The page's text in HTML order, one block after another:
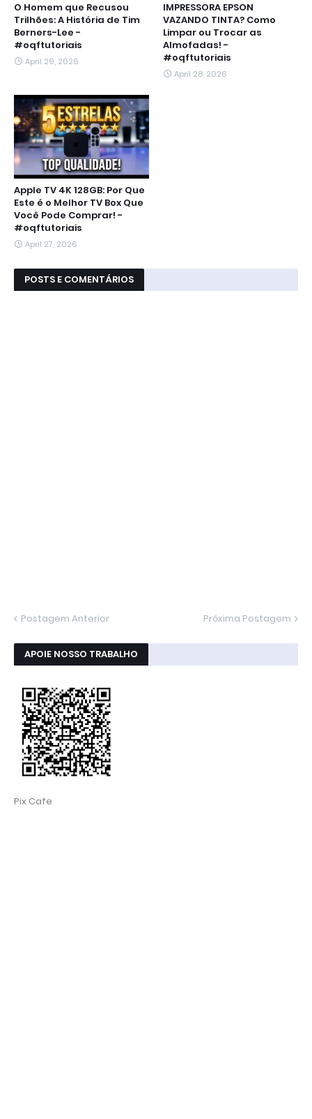
O Homem que Recusou
Trilhões: A História de Tim
Berners-Lee -
#oqftutoriais
April 29, 2026
IMPRESSORA EPSON
VAZANDO TINTA? Como
Limpar ou Trocar as
Almofadas! -
#oqftutoriais
April 28, 2026
Apple TV 4K 128GB: Por Que
Este é o Melhor TV Box Que
Você Pode Comprar! -
#oqftutoriais
April 27, 2026
POSTS E COMENTÁRIOS
Postagem Anterior Próxima Postagem
APOIE NOSSO TRABALHO
Pix Cafe